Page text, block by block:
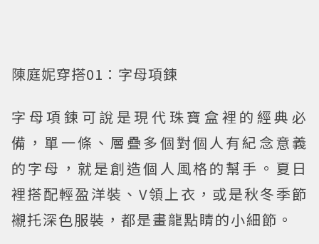
陳庭妮穿搭01：字母項鍊
字母項鍊可說是現代珠寶盒裡的經典必
備，單一條、層疊多個對個人有紀念意義
的字母，就是創造個人風格的幫手。夏日
裡搭配輕盈洋裝、V領上衣，或是秋冬季節
襯托深色服裝，都是畫龍點睛的小細節。